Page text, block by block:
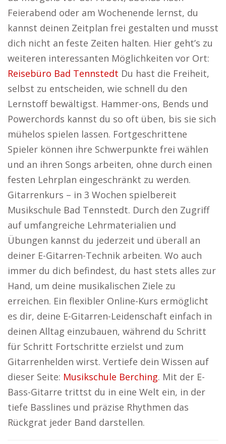
Feierabend oder am Wochenende lernst, du
kannst deinen Zeitplan frei gestalten und musst
dich nicht an feste Zeiten halten. Hier geht’s zu
weiteren interessanten Möglichkeiten vor Ort:
Reisebüro Bad Tennstedt Du hast die Freiheit,
selbst zu entscheiden, wie schnell du den
Lernstoff bewältigst. Hammer-ons, Bends und
Powerchords kannst du so oft üben, bis sie sich
mühelos spielen lassen. Fortgeschrittene
Spieler können ihre Schwerpunkte frei wählen
und an ihren Songs arbeiten, ohne durch einen
festen Lehrplan eingeschränkt zu werden.
Gitarrenkurs – in 3 Wochen spielbereit
Musikschule Bad Tennstedt. Durch den Zugriff
auf umfangreiche Lehrmaterialien und
Übungen kannst du jederzeit und überall an
deiner E-Gitarren-Technik arbeiten. Wo auch
immer du dich befindest, du hast stets alles zur
Hand, um deine musikalischen Ziele zu
erreichen. Ein flexibler Online-Kurs ermöglicht
es dir, deine E-Gitarren-Leidenschaft einfach in
deinen Alltag einzubauen, während du Schritt
für Schritt Fortschritte erzielst und zum
Gitarrenhelden wirst. Vertiefe dein Wissen auf
dieser Seite: Musikschule Berching. Mit der E-
Bass-Gitarre trittst du in eine Welt ein, in der
tiefe Basslines und präzise Rhythmen das
Rückgrat jeder Band darstellen.